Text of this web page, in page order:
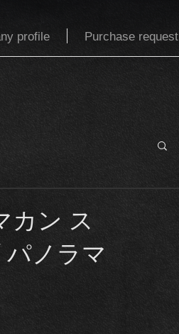
profile Purchase request
カン ス
ノラマ